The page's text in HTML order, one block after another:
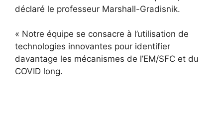
déclaré le professeur Marshall-Gradisnik.
« Notre équipe se consacre à l’utilisation de
technologies innovantes pour identifier
davantage les mécanismes de l’EM/SFC et du
COVID long.